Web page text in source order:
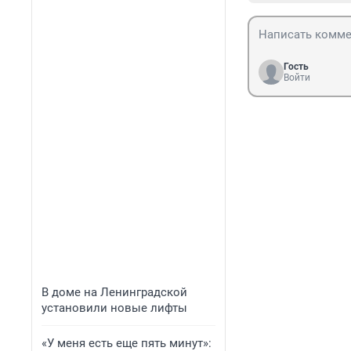
В доме на Ленинградской
установили новые лифты
«У меня есть еще пять минут»:
Гость
Войти